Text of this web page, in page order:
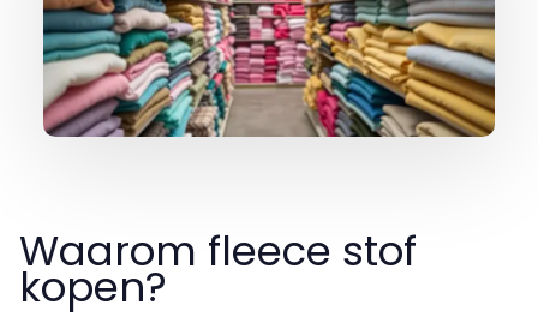
Waarom fleece stof
kopen?